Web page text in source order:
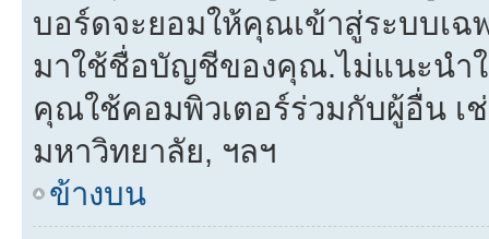
บอร์ดจะยอมให้คุณเข้าสู่ระบบเ
มาใช้ชื่อบัญชีของคุณ.ไม่แนะนำ
คุณใช้คอมพิวเตอร์ร่วมกับผู้อื่น เ
มหาวิทยาลัย, ฯลฯ
ข้างบน